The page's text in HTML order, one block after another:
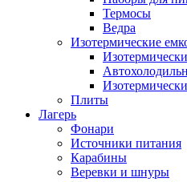
Термосы
Ведра
Изотермические
Плиты
Лагерь
Фонари
Источники питания
Карабины
Веревки и шнуры